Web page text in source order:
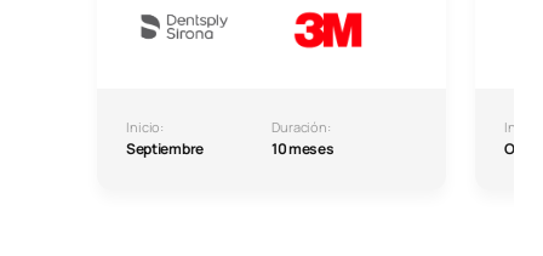
Inicio:
Septiembre
Duración:
10 meses
Inicio: